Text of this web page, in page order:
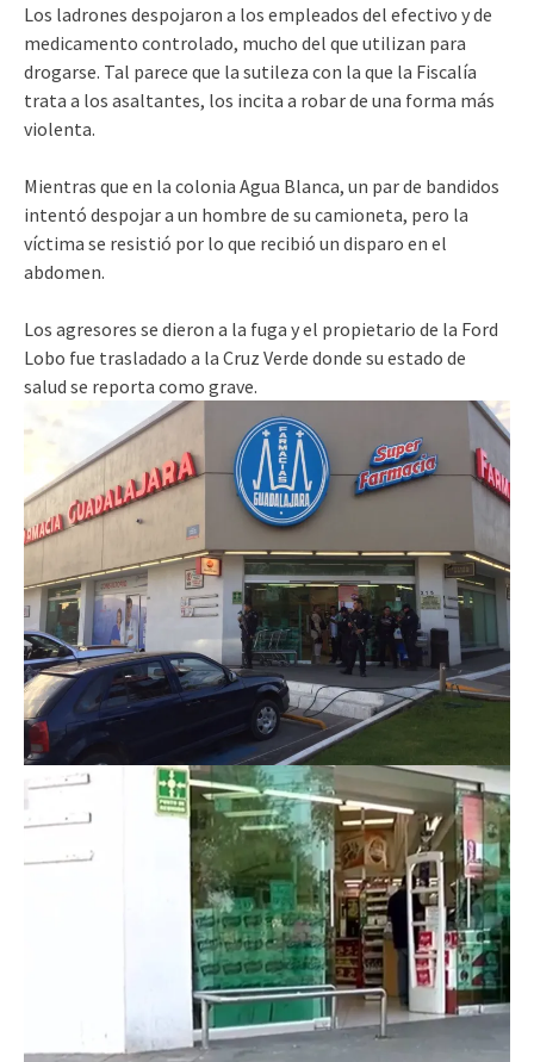
Los ladrones despojaron a los empleados del efectivo y de
medicamento controlado, mucho del que utilizan para
drogarse. Tal parece que la sutileza con la que la Fiscalía
trata a los asaltantes, los incita a robar de una forma más
violenta.
Mientras que en la colonia Agua Blanca, un par de bandidos
intentó despojar a un hombre de su camioneta, pero la
víctima se resistió por lo que recibió un disparo en el
abdomen.
Los agresores se dieron a la fuga y el propietario de la Ford
Lobo fue trasladado a la Cruz Verde donde su estado de
salud se reporta como grave.